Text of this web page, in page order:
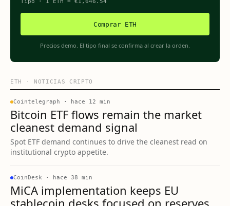
Comprar ETH
Precios demo. El tipo final se confirma al crear la orden.
ETH · NOTICIAS CRIPTO
Cointelegraph · hace 12 min
Bitcoin ETF flows remain the market
cleanest demand signal
Spot ETF demand continues to drive the cleanest read on
institutional crypto appetite.
CoinDesk · hace 38 min
MiCA implementation keeps EU
stablecoin desks focused on reserves